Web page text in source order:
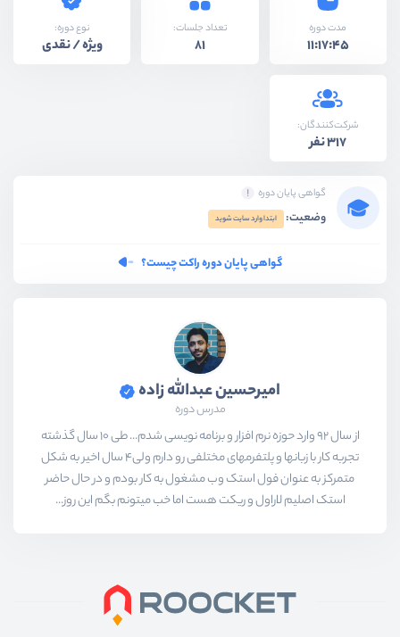
مدت دوره
11:17:45
تعداد جلسات:
81
نوع دوره:
ویژه / نقدی
شرکت‌کنندگان:
317 نفر
گواهی پایان دوره
وضعیت: ابتدا وارد سایت شوید
گواهی پایان دوره راکت چیست؟
امیرحسین عبدالله زاده
مدرس دوره
از سال 92 وارد حوزه نرم افزار و برنامه نویسی شدم... طی 10 سال گذشته
تجربه کار با زبانها و پلتفرمهای مختلفی رو دارم ولی4 سال اخیر به شکل
متمرکز به عنوان فول استک وب مشغول به کار بودم و در حال حاضر
استک اصلیم لاراول و ریکت هست اما خب میتونم بگم این روز...